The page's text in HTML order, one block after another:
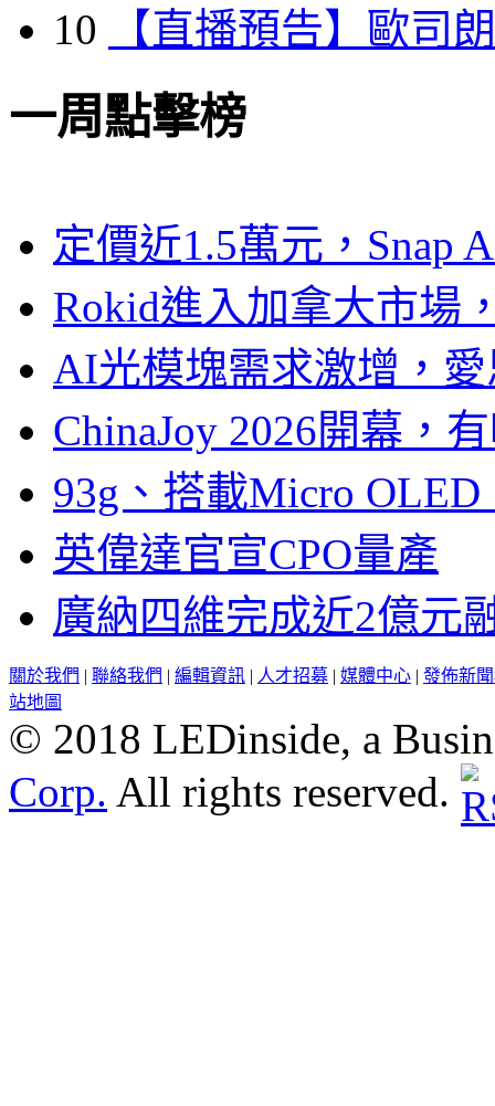
10
【直播預告】歐司
一周點擊榜
定價近1.5萬元，Snap
Rokid進入加拿大市場
AI光模塊需求激增，
ChinaJoy 2026開幕，
93g、搭載Micro
英偉達官宣CPO量產
廣納四維完成近2億元
關於我們 | 聯絡我們 | 編輯資訊 | 人才招募 | 媒體中心 | 發佈新
站地圖
© 2018 LEDinside, a
Corp. All rights reserved.